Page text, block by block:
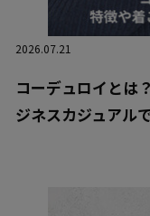
2026.07.21
コーデュロイとは
ジネスカジュアル